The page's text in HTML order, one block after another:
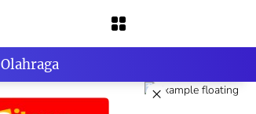
Olahraga
×